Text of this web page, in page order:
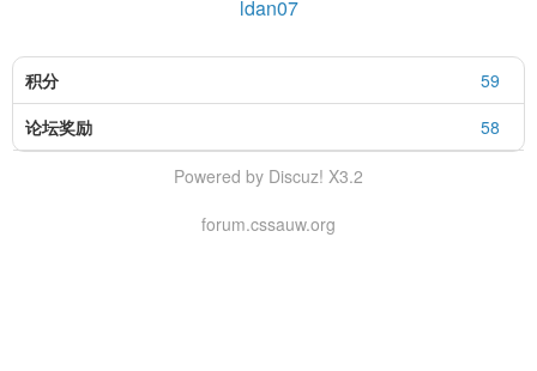
ldan07
59
积分
58
论坛奖励
Powered by Discuz! X3.2
forum.cssauw.org